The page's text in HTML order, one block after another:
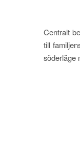
Centralt
till
söderläge